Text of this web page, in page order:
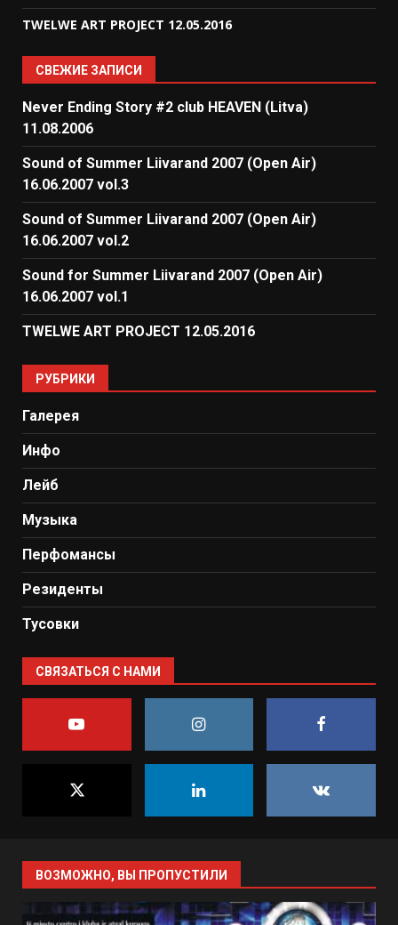
TWELWE ART PROJECT 12.05.2016
СВЕЖИЕ ЗАПИСИ
Never Ending Story #2 club HEAVEN (Litva)
11.08.2006
Sound of Summer Liivarand 2007 (Open Air)
16.06.2007 vol.3
Sound of Summer Liivarand 2007 (Open Air)
16.06.2007 vol.2
Sound for Summer Liivarand 2007 (Open Air)
16.06.2007 vol.1
TWELWE ART PROJECT 12.05.2016
РУБРИКИ
Галерея
Инфо
Лейб
Музыка
Перфомансы
Резиденты
Тусовки
СВЯЗАТЬСЯ С НАМИ
ВОЗМОЖНО, ВЫ ПРОПУСТИЛИ